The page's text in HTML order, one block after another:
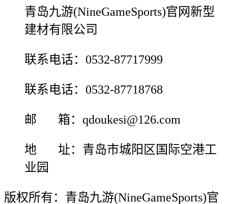
青岛九游(NineGameSports)官网新型
建材有限公司
联系电话：0532-87717999
联系电话：0532-87718768
邮 箱：qdoukesi@126.com
地 址：青岛市城阳区国际空港工
业园
版权所有：青岛九游(NineGameSports)官